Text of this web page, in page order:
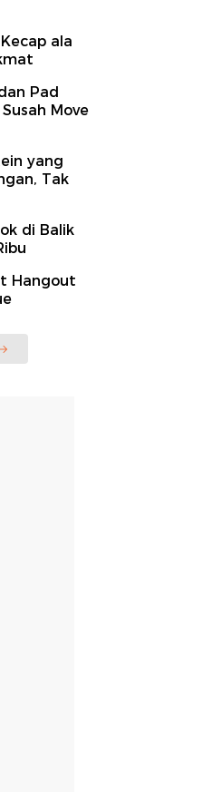
ala
Pad
Move
yang
Tak
di Balik
Hangout